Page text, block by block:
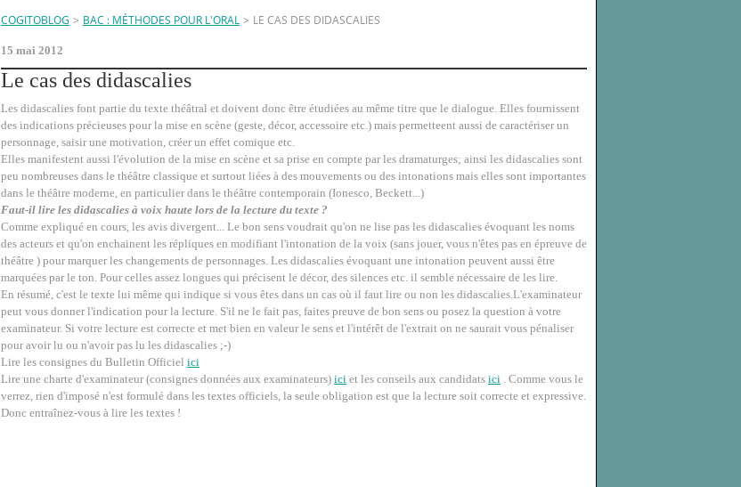
COGITOBLOG > BAC : MÉTHODES POUR L'ORAL > LE CAS DES DIDASCALIES
15 mai 2012
Le cas des didascalies
Les didascalies font partie du texte théâtral et doivent donc être étudiées au même titre que le dialogue. Elles fournissent
des indications précieuses pour la mise en scène (geste, décor, accessoire etc.) mais permetteent aussi de caractériser un
personnage, saisir une motivation, créer un effet comique etc.
Elles manifestent aussi l'évolution de la mise en scène et sa prise en compte par les dramaturges; ainsi les didascalies sont
peu nombreuses dans le théâtre classique et surtout liées à des mouvements ou des intonations mais elles sont importantes
dans le théâtre moderne, en particulier dans le théâtre contemporain (Ionesco, Beckett...)
Faut-il lire les didascalies à voix haute lors de la lecture du texte ?
Comme expliqué en cours, les avis divergent... Le bon sens voudrait qu'on ne lise pas les didascalies évoquant les noms
des acteurs et qu'on enchainent les répliques en modifiant l'intonation de la voix (sans jouer, vous n'êtes pas en épreuve de
théâtre ) pour marquer les changements de personnages. Les didascalies évoquant une intonation peuvent aussi être
marquées par le ton. Pour celles assez longues qui précisent le décor, des silences etc. il semble nécessaire de les lire.
En résumé, c'est le texte lui même qui indique si vous êtes dans un cas où il faut lire ou non les didascalies.L'examinateur
peut vous donner l'indication pour la lecture. S'il ne le fait pas, faites preuve de bon sens ou posez la question à votre
examinateur. Si votre lecture est correcte et met bien en valeur le sens et l'intérêt de l'extrait on ne saurait vous pénaliser
pour avoir lu ou n'avoir pas lu les didascalies ;-)
Lire les consignes du Bulletin Officiel ici
Lire une charte d'examinateur (consignes données aux examinateurs) ici et les conseils aux candidats ici . Comme vous le
verrez, rien d'imposé n'est formulé dans les textes officiels, la seule obligation est que la lecture soit correcte et expressive.
Donc entraînez-vous à lire les textes !